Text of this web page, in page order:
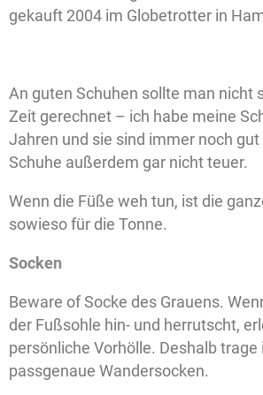
gekauft 2004 im Globetrotter in
An guten Schuhen sollte man nicht
Zeit gerechnet – ich habe meine
Jahren und sie sind immer noch gut
Schuhe außerdem gar nicht teuer.
Wenn die Füße weh tun, ist die
sowieso für die Tonne.
Socken
Beware of Socke des Grauens.
der Fußsohle hin- und herrutscht,
persönliche Vorhölle. Deshalb trage
passgenaue Wandersocken.